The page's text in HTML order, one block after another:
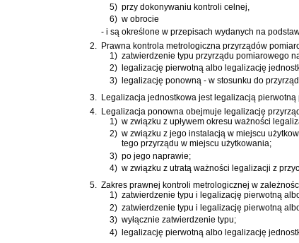
5) przy dokonywaniu kontroli celnej,
6) w obrocie
- i są określone w przepisach wydanych na
2.
Prawna kontrola metrologiczna przyrządów
1) zatwierdzenie typu przyrządu pomiarowego
2)
legalizację pierwotną albo legalizację
3)
legalizację ponowną - w stosunku do
3.
Legalizacja jednostkowa jest legalizacją
4.
Legalizacja ponowna obejmuje legalizację
1) w związku z upływem okresu ważności
2) w związku z jego instalacją w miejscu
tego przyrządu w miejscu użytkowania;
3) po jego naprawie;
4) w związku z utratą ważności legalizacji z
5. Zakres prawnej kontroli metrologicznej w
1) zatwierdzenie typu i legalizację pierwotną
2) zatwierdzenie typu i legalizację pierwotną
3) wyłącznie zatwierdzenie typu;
4) legalizację pierwotną albo legalizację